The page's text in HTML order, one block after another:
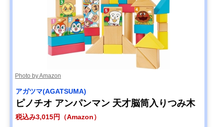
Photo by Amazon
アガツマ(AGATSUMA)
ピノチオ アンパンマン 天才脳筒入りつみ木
税込み3,015円（Amazon）